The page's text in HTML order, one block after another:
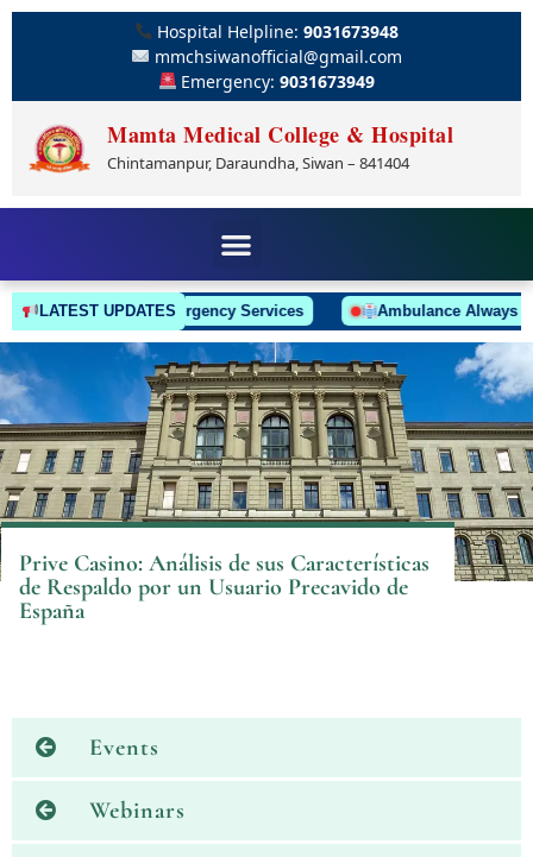
Hospital Helpline:9031673948
mmchsiwanofficial@gmail.com
Emergency:9031673949
Mamta Medical College & Hospital
Chintamanpur, Daraundha, Siwan – 841404
LATEST UPDATES
24/7 Emergency Services Ambulance Always On
Prive Casino: Análisis de sus Características
de Respaldo por un Usuario Precavido de
España
Events
Webinars